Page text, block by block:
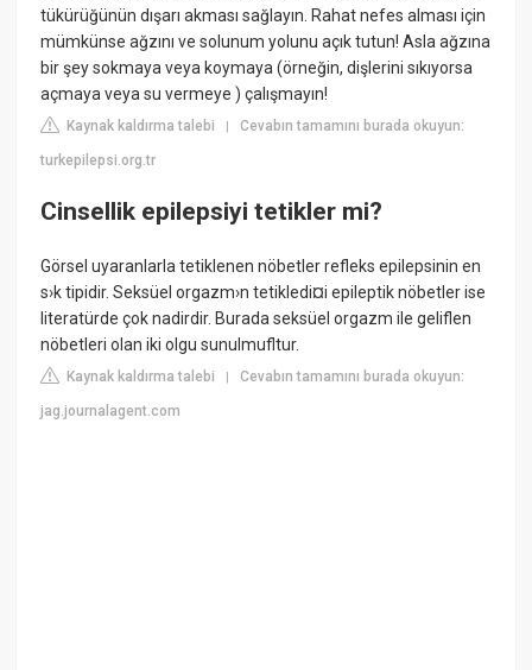
tükürüğünün dışarı akması sağlayın. Rahat nefes alması için
mümkünse ağzını ve solunum yolunu açık tutun! Asla ağzına
bir şey sokmaya veya koymaya (örneğin, dişlerini sıkıyorsa
açmaya veya su vermeye ) çalışmayın!
Kaynak kaldırma talebi |Cevabın tamamını burada okuyun:
turkepilepsi.org.tr
Cinsellik epilepsiyi tetikler mi?
Görsel uyaranlarla tetiklenen nöbetler refleks epilepsinin en
s›k tipidir. Seksüel orgazm›n tetikledi¤i epileptik nöbetler ise
literatürde çok nadirdir. Burada seksüel orgazm ile geliflen
nöbetleri olan iki olgu sunulmufltur.
Kaynak kaldırma talebi |Cevabın tamamını burada okuyun:
jag.journalagent.com